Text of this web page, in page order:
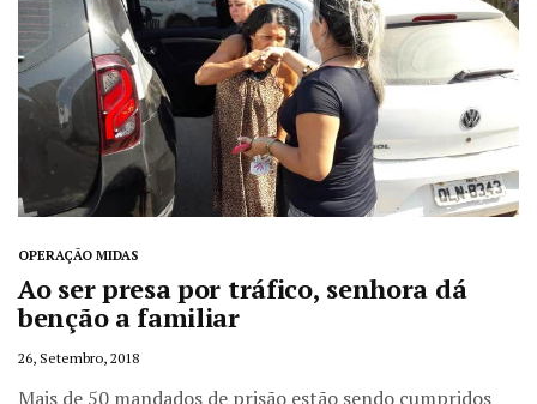
OPERAÇÃO MIDAS
Ao ser presa por tráfico, senhora dá
benção a familiar
26, Setembro, 2018
Mais de 50 mandados de prisão estão sendo cumpridos